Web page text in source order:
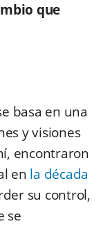
que
basa en una
y visiones
encontraron
en la década
su control,
se